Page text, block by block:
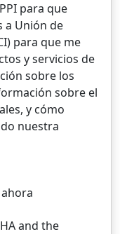
para que
a Unión de
para que me
y servicios de
sobre los
sobre el
y cómo
nuestra
and the